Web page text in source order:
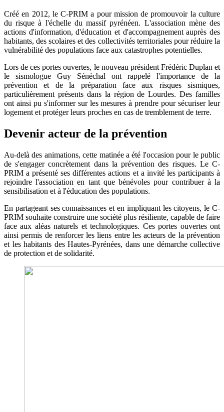
Créé en 2012, le C-PRIM a pour mission de promouvoir la culture
du risque à l'échelle du massif pyrénéen. L'association mène des
actions d'information, d'éducation et d'accompagnement auprès des
habitants, des scolaires et des collectivités territoriales pour réduire la
vulnérabilité des populations face aux catastrophes potentielles.
Lors de ces portes ouvertes, le nouveau président Frédéric Duplan et
le sismologue Guy Sénéchal ont rappelé l'importance de la
prévention et de la préparation face aux risques sismiques,
particulièrement présents dans la région de Lourdes. Des familles
ont ainsi pu s'informer sur les mesures à prendre pour sécuriser leur
logement et protéger leurs proches en cas de tremblement de terre.
Devenir acteur de la prévention
Au-delà des animations, cette matinée a été l'occasion pour le public
de s'engager concrètement dans la prévention des risques. Le C-
PRIM a présenté ses différentes actions et a invité les participants à
rejoindre l'association en tant que bénévoles pour contribuer à la
sensibilisation et à l'éducation des populations. ​
En partageant ses connaissances et en impliquant les citoyens, le C-
PRIM souhaite construire une société plus résiliente, capable de faire
face aux aléas naturels et technologiques. Ces portes ouvertes ont
ainsi permis de renforcer les liens entre les acteurs de la prévention
et les habitants des Hautes-Pyrénées, dans une démarche collective
de protection et de solidarité.​